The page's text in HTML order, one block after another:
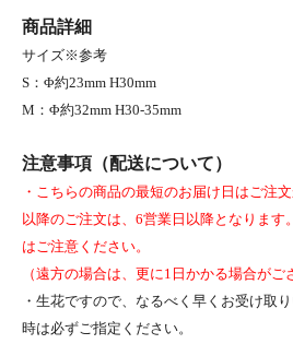
商品詳細
サイズ※参考
S：Φ約23mm H30mm
M：Φ約32mm H30-35mm
注意事項（配送について）
・こちらの商品の最短のお届け日はご注
以降のご注文は、6営業日以降となります
はご注意ください。
（遠方の場合は、更に1日かかる場合がご
・生花ですので、なるべく早くお受け取
時は必ずご指定ください。